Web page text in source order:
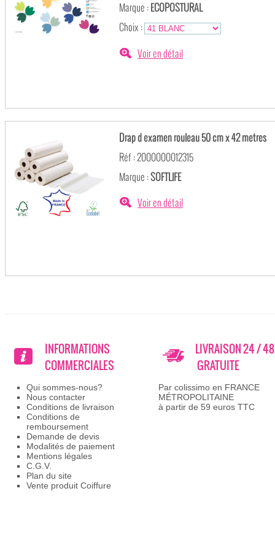
Marque :ECOPOSTURAL
Choix :
Voir en détail
Drap d examen rouleau 50 cm x 42 metres
Réf : 2000000012315
Marque :SOFTLIFE
Voir en détail
INFORMATIONS
COMMERCIALES
Qui sommes-nous?
Nous contacter
Conditions de livraison
Conditions de
remboursement
Demande de devis
Modalités de paiement
Mentions légales
C.G.V.
Plan du site
Vente produit Coiffure
LIVRAISON 24 /
GRATUITE
Par colissimo en FRANCE
MÉTROPOLITAINE
à partir de 59 euros TTC